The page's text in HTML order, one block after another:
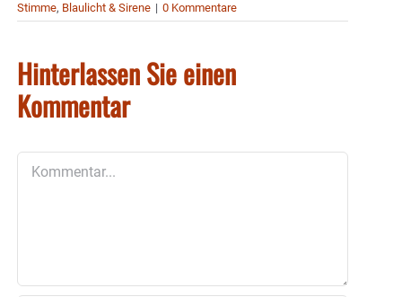
Stimme, Blaulicht & Sirene | 0 Kommentare
Hinterlassen Sie einen
Kommentar